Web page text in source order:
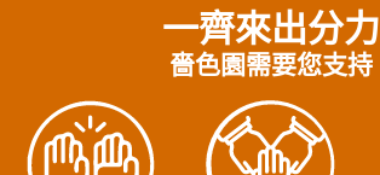
一齊來出分力
嗇色園需要您支持